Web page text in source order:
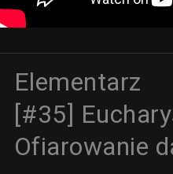
Elementarz
[#35]
Ofiarowanie